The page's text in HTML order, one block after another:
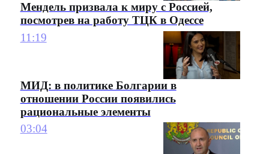
Мендель призвала к миру с Россией,
посмотрев на работу ТЦК в Одессе
11:19
МИД: в политике Болгарии в
отношении России появились
рациональные элементы
03:04